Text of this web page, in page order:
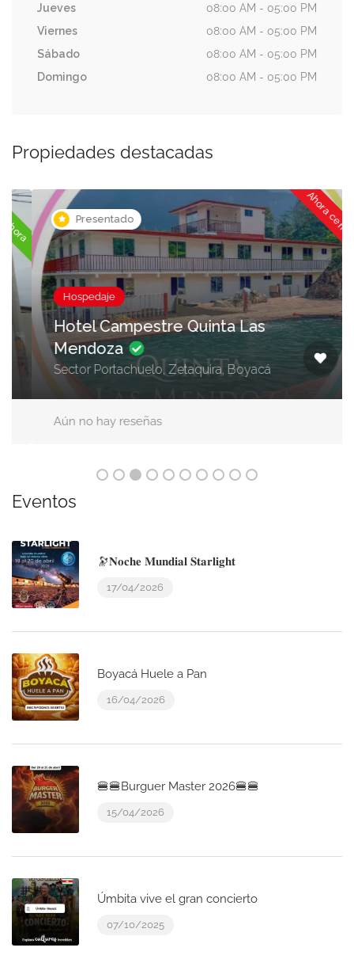
Jueves
08:00 AM - 05:00 PM
Viernes
08:00 AM - 05:00 PM
Sábado
08:00 AM - 05:00 PM
Domingo
08:00 AM - 05:00 PM
Propiedades destacadas
Presentado Ahora cerrado
Hospedaje
Hotel Campestre Quinta Las
Mendoza
Sector Portachuelo, Zetaquira, Boyacá
Aún no hay reseñas
Eventos
🔭𝐍𝐨𝐜𝐡𝐞 𝐌𝐮𝐧𝐝𝐢𝐚𝐥 𝐒𝐭𝐚𝐫𝐥𝐢𝐠𝐡𝐭
17/04/2026
Boyacá Huele a Pan
16/04/2026
🍔🍔Burguer Master 2026🍔🍔
15/04/2026
Úmbita vive el gran concierto
07/10/2025